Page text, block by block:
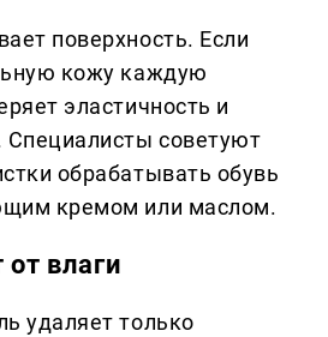
поверхность. Если
кожу каждую
эластичность и
Специалисты советуют
обрабатывать обувь
кремом или маслом.
влаги
удаляет только